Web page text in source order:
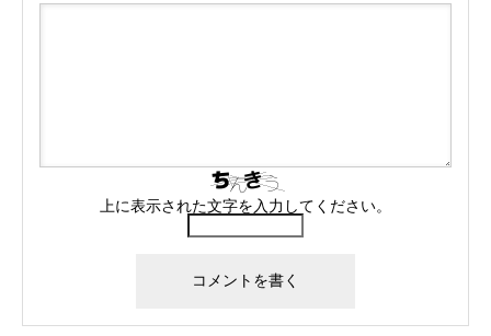
上に表示された文字を入力してください。